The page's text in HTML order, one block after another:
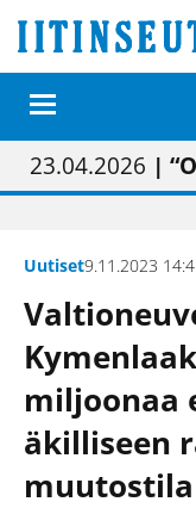
01.02.2026 | Painon
05.02.2026 |
23.04.2026 |
09.05.2026|
Uutiset9.11.2023
miljoonaa
äkilliseen